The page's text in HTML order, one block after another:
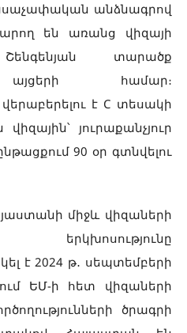
անձնագրով
են առանց վիզայի
տարածք
համար։
է C տեսակի
յուրաքանչյուր
90 օր գտնվելու
միջև վիզաների
երկխոսությունը
է 2024 թ․ սեպտեմբերի
ԵՄ-ի հետ վիզաների
ծրագրի